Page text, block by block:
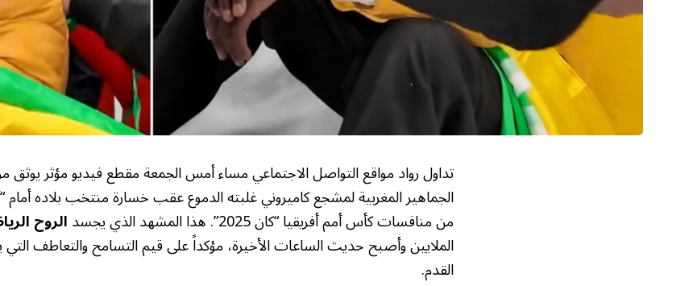
تداول رواد مواقع التواصل الاجتماعي مساء أمس الجمعة مقطع فيديو مؤثر
الجماهير المغربية لمشجع كاميروني غلبته الدموع عقب خسارة منتخب بلاده
من منافسات كأس أمم أفريقيا “كان 2025”. هذا المشهد الذي يجسد الروح
الملايين وأصبح حديث الساعات الأخيرة، مؤكداً على قيم التسامح والتعاطف
القدم.